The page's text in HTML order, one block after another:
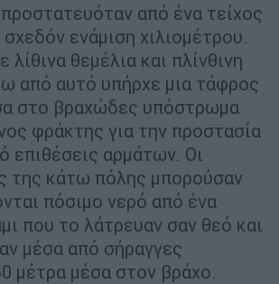
από ένα τείχος
ενάμιση χιλιομέτρου.
λίθινα θεμέλια και πλίνθινη
από αυτό υπήρχε μια τάφρος
στο βραχώδες υπόστρωμα
φράκτης για την προστασία
επιθέσεις αρμάτων. Οι
της κάτω πόλης μπορούσαν
πόσιμο νερό από ένα
που το λάτρευαν σαν θεό και
μέσα από σήραγγες
μέτρα μέσα στον βράχο.